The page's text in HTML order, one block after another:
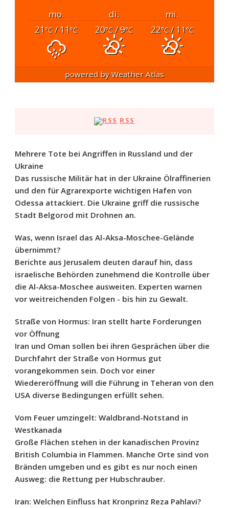
mo. di.
mi.
21°C / 11°C 20°C / 9°C 22°C/ 11°C
powered byWeather Atlas
RSS
Mehrere Tote bei Angriffen in Russland und der
Ukraine
Das russische Militär hat in der Ukraine Ölraffinerien
und den für Agrarexporte wichtigen Hafen von
Odessa attackiert. Die Ukraine griff die russische
Stadt Belgorod mit Drohnen an.
Was, wenn Israel das Al-Aksa-Moschee-Gelände
übernimmt?
Berichte aus Jerusalem deuten darauf hin, dass
israelische Behörden zunehmend die Kontrolle über
die Al-Aksa-Moschee ausweiten. Experten warnen
vor weitreichenden Folgen - bis hin zu Gewalt.
Straße von Hormus: Iran stellt harte Forderungen
vor Öffnung
Iran und Oman sollen bei ihren Gesprächen über die
Durchfahrt der Straße von Hormus gut
vorangekommen sein. Doch vor einer
Wiedereröffnung will die Führung in Teheran von den
USA diverse Bedingungen erfüllt sehen.
Vom Feuer umzingelt: Waldbrand-Notstand in
Westkanada
Große Flächen stehen in der kanadischen Provinz
British Columbia in Flammen. Manche Orte sind von
Bränden umgeben und es gibt es nur noch einen
Ausweg: die Rettung per Hubschrauber.
Iran: Welchen Einfluss hat Kronprinz Reza Pahlavi?